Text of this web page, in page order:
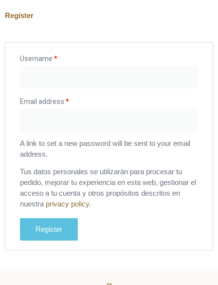
Register
Username *
Email address *
A link to set a new password will be sent to your email
address.
Tus datos personales se utilizarán para procesar tu
pedido, mejorar tu experiencia en esta web, gestionar el
acceso a tu cuenta y otros propósitos descritos en
nuestra privacy policy.
Register